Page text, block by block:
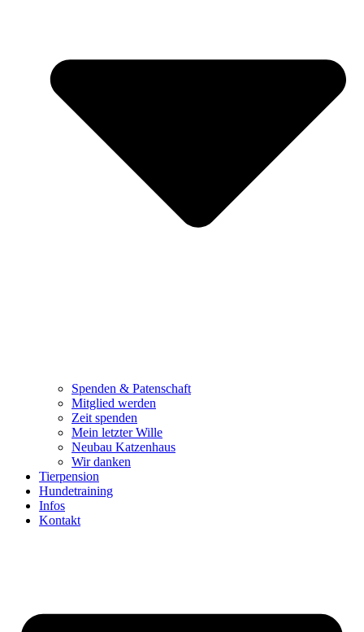
Spenden & Patenschaft
Mitglied werden
Zeit spenden
Mein letzter Wille
Neubau Katzenhaus
Wir danken
Tierpension
Hundetraining
Infos
Kontakt